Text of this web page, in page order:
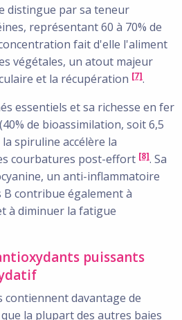
distingue par sa teneur
représentant 60 à 70% de
fait d'elle l'aliment
végétales, un atout majeur
et la récupération [7].
essentiels et sa richesse en fer
de bioassimilation, soit 6,5
spiruline accélère la
courbatures post-effort [8]. Sa
un anti-inflammatoire
contribue également à
à diminuer la fatigue
puissants
contiennent davantage de
la plupart des autres baies